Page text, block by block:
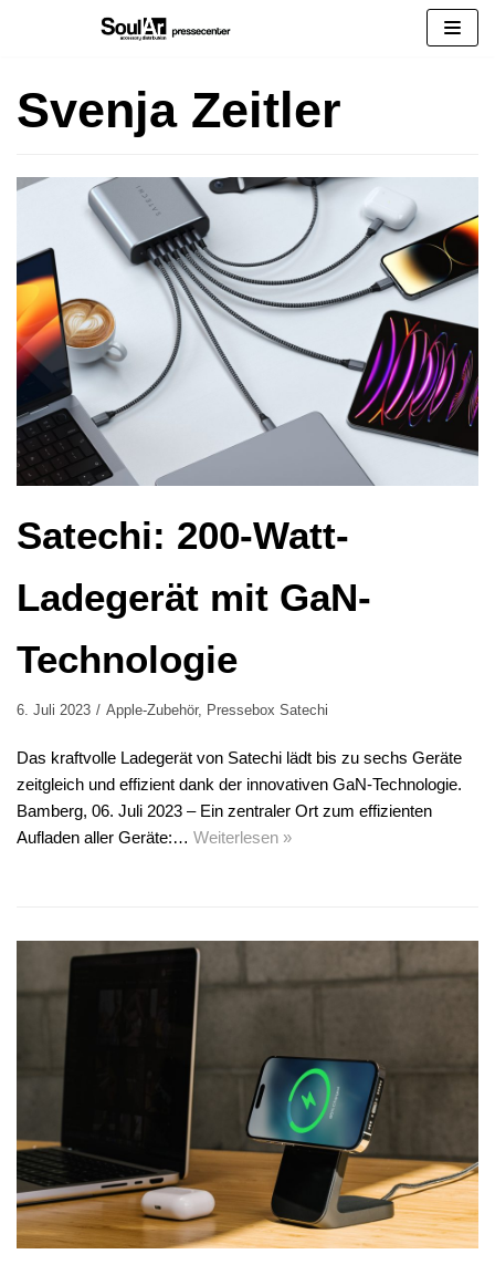
Svenja Zeitler
Satechi: 200-Watt-
Ladegerät mit GaN-
Technologie
6. Juli 2023 Apple-Zubehör, Pressebox Satechi
Das kraftvolle Ladegerät von Satechi lädt bis zu sechs Geräte
zeitgleich und effizient dank der innovativen GaN-Technologie.
Bamberg, 06. Juli 2023 – Ein zentraler Ort zum effizienten
Aufladen aller Geräte:… Weiterlesen »